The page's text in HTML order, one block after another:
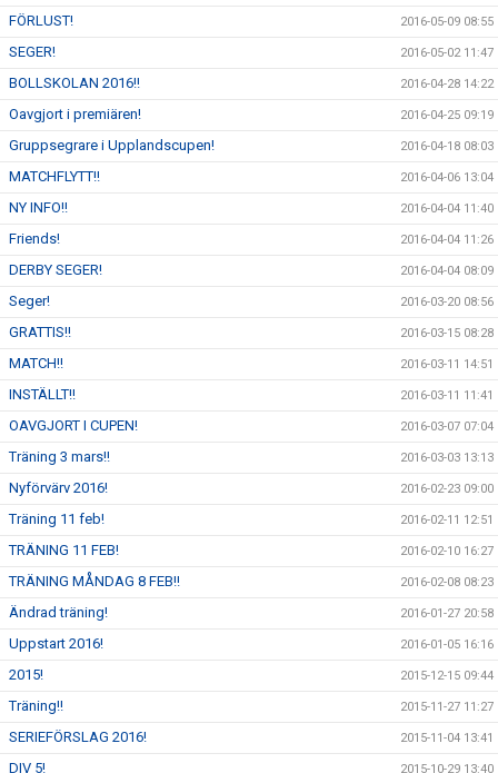
FÖRLUST! 2016-05-09 08:55
SEGER! 2016-05-02 11:47
BOLLSKOLAN 2016!! 2016-04-28 14:22
Oavgjort i premiären! 2016-04-25 09:19
Gruppsegrare i Upplandscupen! 2016-04-18 08:03
MATCHFLYTT!! 2016-04-06 13:04
NY INFO!! 2016-04-04 11:40
Friends! 2016-04-04 11:26
DERBY SEGER! 2016-04-04 08:09
Seger! 2016-03-20 08:56
GRATTIS!! 2016-03-15 08:28
MATCH!! 2016-03-11 14:51
INSTÄLLT!! 2016-03-11 11:41
OAVGJORT I CUPEN! 2016-03-07 07:04
Träning 3 mars!! 2016-03-03 13:13
Nyförvärv 2016! 2016-02-23 09:00
Träning 11 feb! 2016-02-11 12:51
TRÄNING 11 FEB! 2016-02-10 16:27
TRÄNING MÅNDAG 8 FEB!! 2016-02-08 08:23
Ändrad träning! 2016-01-27 20:58
Uppstart 2016! 2016-01-05 16:16
2015! 2015-12-15 09:44
Träning!! 2015-11-27 11:27
SERIEFÖRSLAG 2016! 2015-11-04 13:41
DIV 5! 2015-10-29 13:40